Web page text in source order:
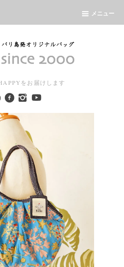
メニュー
をお届けします